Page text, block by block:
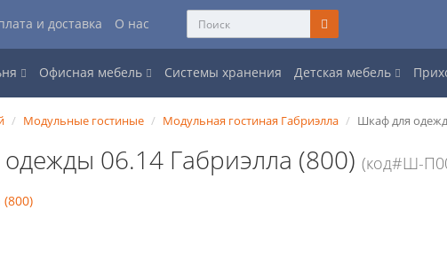
и доставка О нас
Офисная мебель Системы хранения Детская мебель
Модульные гостиные Модульная гостиная Габриэлла Шкаф для
06.14 Габриэлла (800)(код#Ш-